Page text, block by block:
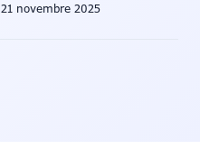
21 novembre 2025